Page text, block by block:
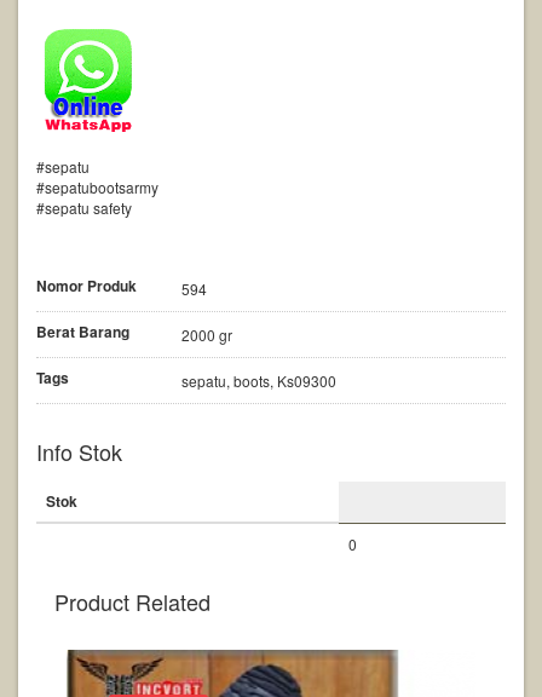
#sepatu
#sepatubootsarmy
#sepatu safety
Nomor Produk 594
Berat Barang 2000 gr
Tags sepatu, boots, Ks09300
Info Stok
Stok
0
Product Related